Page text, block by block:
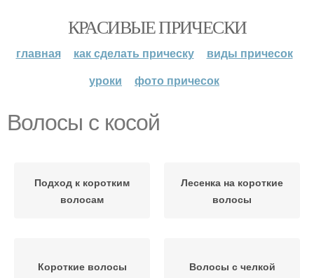
КРАСИВЫЕ ПРИЧЕСКИ
главная как сделать прическу
виды причесок
уроки
фото причесок
Волосы с косой
Подход к коротким
волосам
Лесенка на короткие
волосы
Короткие волосы Волосы с челкой